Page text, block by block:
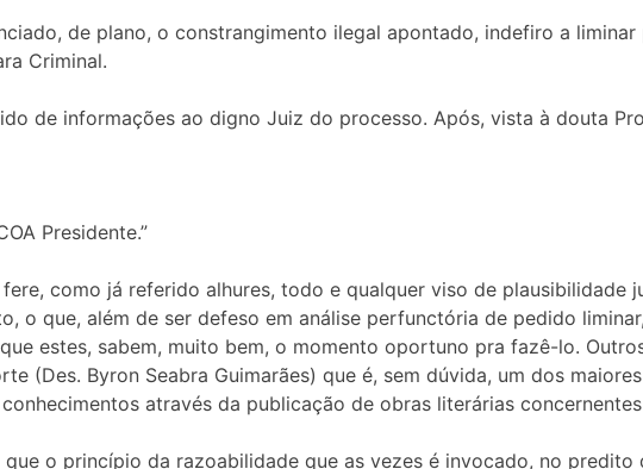
de plano, o constrangimento ilegal apontado, indefiro a
Criminal.
de informações ao digno Juiz do processo. Após, vista à douta
Presidente.”
como já referido alhures, todo e qualquer viso de plausibilidade
o que, além de ser defeso em análise perfunctória de pedido
estes, sabem, muito bem, o momento oportuno pra fazê-lo.
(Des. Byron Seabra Guimarães) que é, sem dúvida, um dos
através da publicação de obras literárias
que o princípio da razoabilidade que as vezes é invocado, no